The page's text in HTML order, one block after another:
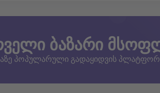
ბაზარი
პოპულარული გადაყიდვის